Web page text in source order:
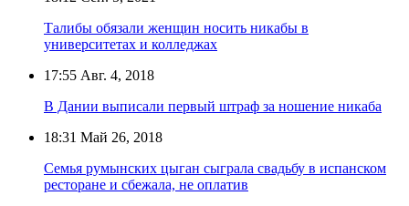
Талибы обязали женщин носить никабы в
университетах и колледжах
17:55 Авг. 4, 2018
В Дании выписали первый штраф за ношение никаба
18:31 Май 26, 2018
Семья румынских цыган сыграла свадьбу в испанском
ресторане и сбежала, не оплатив